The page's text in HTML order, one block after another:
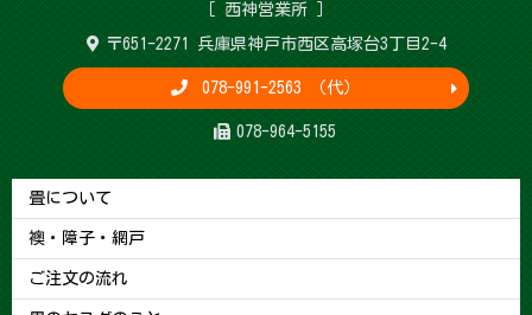
［ 西神営 業 所 ］
〒651-2271 兵庫県神戸市西区高塚台3丁目2-4
078-991-2563 （代）
078-964-5155
畳について
襖・障子・網戸
ご注文の流れ